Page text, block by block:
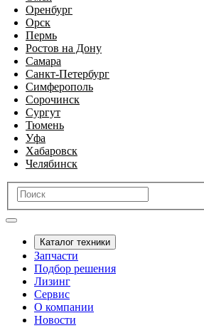
Оренбург
Орск
Пермь
Ростов на Дону
Самара
Санкт-Петербург
Симферополь
Сорочинск
Сургут
Тюмень
Уфа
Хабаровск
Челябинск
Каталог техники
Запчасти
Подбор решения
Лизинг
Сервис
О компании
Новости